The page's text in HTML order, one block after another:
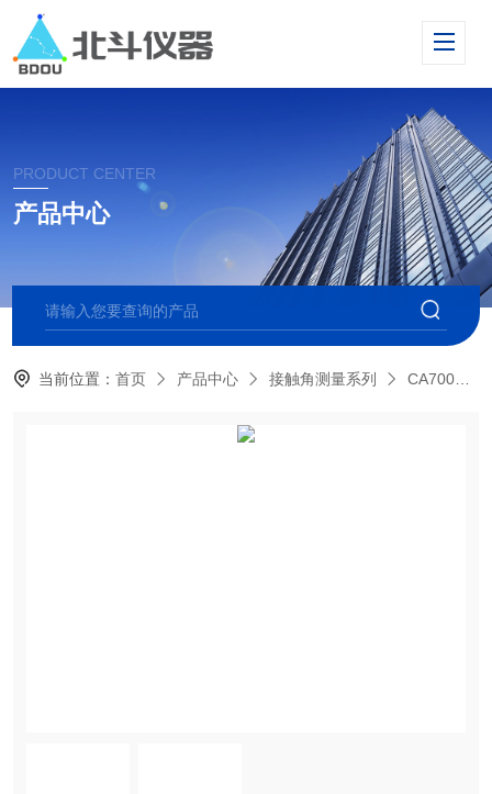
PRODUCT CENTER
产品中心
当前位置：首页 产品中心 接触角测量系列 CA700全自动多点光学接触角测量仪